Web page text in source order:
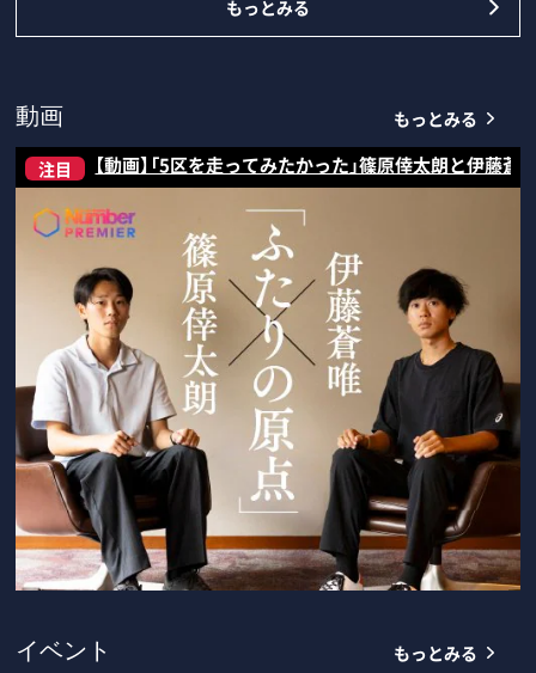
もっとみる
動画 もっとみる
注目 【動画】「5区を走ってみたかった」篠原倖太朗と伊藤
イベント もっとみる